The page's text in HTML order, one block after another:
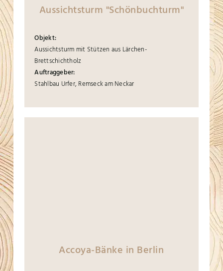
Aussichtsturm "Schönbuchturm"
Objekt:
Aussichtsturm mit Stützen aus Lärchen-
Brettschichtholz
Auftraggeber:
Stahlbau Urfer, Remseck am Neckar
Accoya-Bänke in Berlin